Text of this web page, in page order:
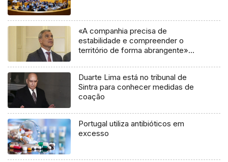
«A companhia precisa de
estabilidade e compreender o
território de forma abrangente»
Duarte Lima está no tribunal de
Sintra para conhecer medidas de
coação
Portugal utiliza antibióticos em
excesso